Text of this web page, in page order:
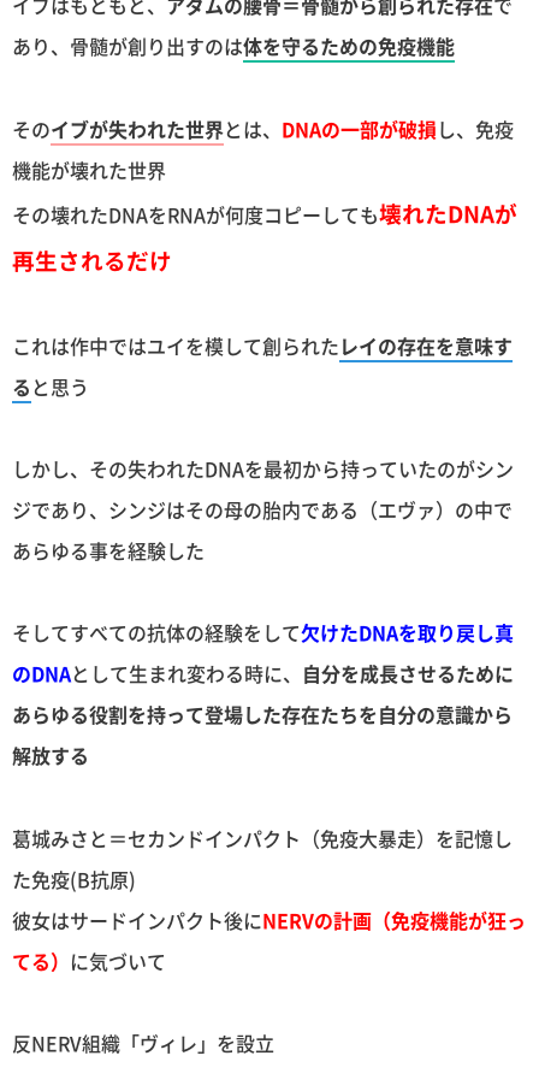
あり、骨髄が創り出すのは体を守るための免疫機能
そのイブが失われた世界とは、 DNAの一部が破損し、免疫
機能が壊れた世界
その壊れたDNAをRNAが何度コピーしても壊れたDNAが
再生されるだけ
これは作中ではユイを模して創られたレイの存在を意味す
ると思う
しかし、その失われたDNAを最初から持っていたのがシン
ジであり、シンジはその母の胎内である（エヴァ）の中で
あらゆる事を経験した
そしてすべての抗体の経験をして欠けたDNAを取り戻し真
のDNAとして生まれ変わる時に、 自分を成長させるために
あらゆる役割を持って登場した存在たちを自分の意識から
解放する
葛城みさと＝セカンドインパクト（免疫大暴走）を記憶し
た免疫(B抗原)
彼女はサードインパクト後にNERVの計画（免疫機能が狂っ
てる） に気づいて
反NERV組織「ヴィレ」を設立